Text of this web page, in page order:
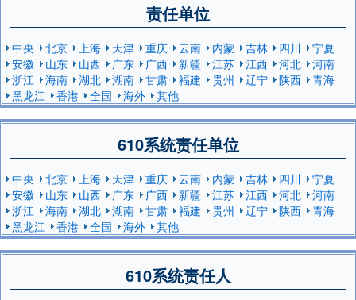
责任单位
中央 北京 上海 天津 重庆 云南 内蒙 吉林 四川
宁夏
安徽
山东 山西 广东 广西 新疆 江苏 江西 河北
河南
浙江
海南 湖北 湖南 甘肃 福建 贵州 辽宁 陕西
青海
黑龙江
香港 全国 海外 其他
610系统责任单位
中央 北京 上海 天津 重庆 云南 内蒙 吉林 四川
宁夏
安徽
山东 山西 广东 广西 新疆 江苏 江西 河北
河南
浙江
海南 湖北 湖南 甘肃 福建 贵州 辽宁 陕西
青海
黑龙江
香港 全国 海外 其他
610系统责任人